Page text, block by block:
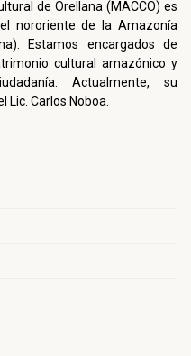
de Orellana (MACCO) es
nororiente de la Amazonía
Estamos encargados de
cultural amazónico y
Actualmente, su
Carlos Noboa.